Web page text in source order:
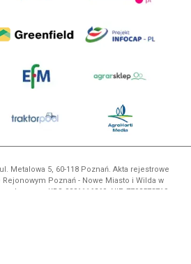
Metalowa 5, 60-118 Poznań. Akta rejestrowe
Poznań - Nowe Miasto i Wilda w
KRS 0001116269, NIP 7792573719,